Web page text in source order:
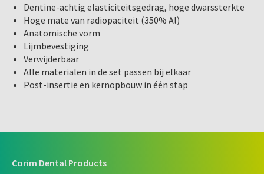
Dentine-achtig elasticiteitsgedrag, hoge dwarssterkte
Hoge mate van radiopaciteit (350% Al)
Anatomische vorm
Lijmbevestiging
Verwijderbaar
Alle materialen in de set passen bij elkaar
Post-insertie en kernopbouw in één stap
Corim Dental Products